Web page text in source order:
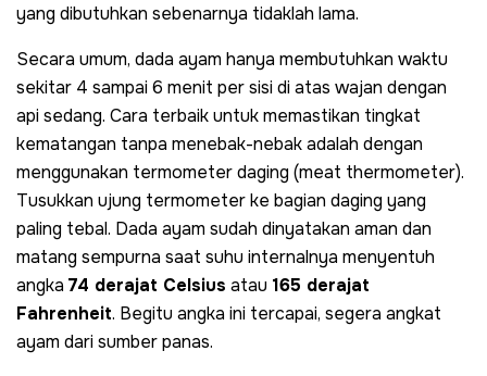
yang dibutuhkan sebenarnya tidaklah lama.
Secara umum, dada ayam hanya membutuhkan waktu
sekitar 4 sampai 6 menit per sisi di atas wajan dengan
api sedang. Cara terbaik untuk memastikan tingkat
kematangan tanpa menebak-nebak adalah dengan
menggunakan termometer daging (meat thermometer).
Tusukkan ujung termometer ke bagian daging yang
paling tebal. Dada ayam sudah dinyatakan aman dan
matang sempurna saat suhu internalnya menyentuh
angka 74 derajat Celsius atau 165 derajat
Fahrenheit. Begitu angka ini tercapai, segera angkat
ayam dari sumber panas.